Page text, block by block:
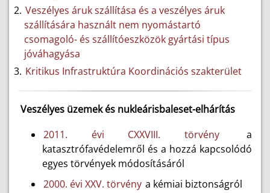
Veszélyes áruk szállítása és a veszélyes áruk
szállítására használt nem nyomástartó
csomagoló- és szállítóeszközök gyártási típus
jóváhagyása
Kritikus Infrastruktúra Koordinációs szakterület
Veszélyes üzemek és nukleárisbaleset-elhárítás
2011. évi CXXVIII. törvény
a
katasztrófavédelemről és a hozzá kapcsolódó
egyes törvények módosításáról
2000. évi XXV. törvény a kémiai biztonságról